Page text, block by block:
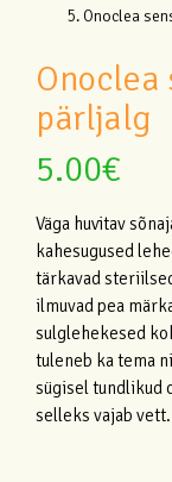
Onoclea
pärljalg
5.00€
Väga huvitav
kahesugused
tärkavad
ilmuvad pea
sulglehekesed
tuleneb ka tema
sügisel tundlikud
selleks vajab vett.